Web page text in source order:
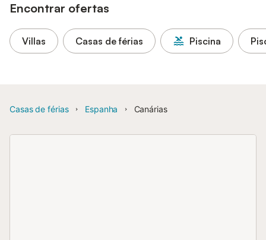
Encontrar ofertas
Villas Casas de férias Piscina
Casas de férias Espanha Canárias